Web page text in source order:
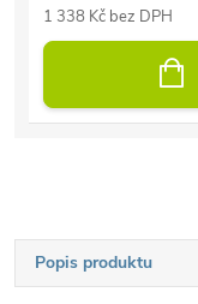
1 338 Kč bez DPH
Popis produktu